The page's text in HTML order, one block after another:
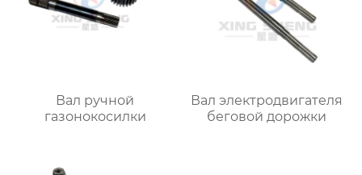
Вал ручной
газонокосилки
Вал электродвигателя
беговой дорожки